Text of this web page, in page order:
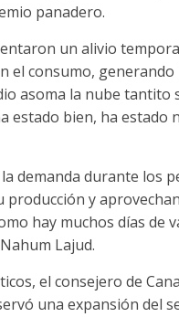
panadero.
un alivio
el consumo,
asoma la nube
estado bien, ha estado
demanda durante los
y
hay muchos días de
Lajud.
el consejero de
una expansión del